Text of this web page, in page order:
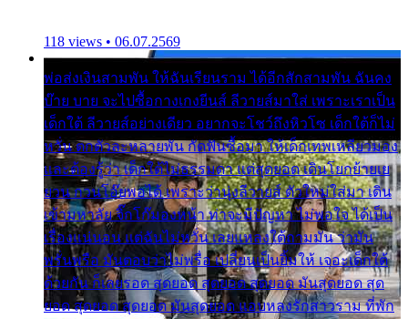
118 views • 06.07.2569
พ่อส่งเงินสามพัน ให้ฉันเรียนราม ได้อีกสักสามพัน ฉันคง
บ๊าย บาย จะไปซื้อกางเกงยีนส์ ลีวายส์มาใส่ เพราะเราเป็น
เด็กใต้ ลีวายส์อย่างเดียว อยากจะโชว์ถึงหิวโซ เด็กใต้ก็ไม่
หวั่น ตกตัวละหลายพัน กัดฟันซื้อมา ให้เด็กเทพเหลียวมอง
และต้องรู้ว่า เด็กใต้ไม่ธรรมดา แต่สุดยอด เดินโยกย้ายเย
ยวน กวนโอ๊ยพอได้ เพราะว่านุ่งลีวายส์ ตัวใหม่ใส่มา เดิน
เข้ามหาลัย จิ๊กโก๊มองหน้า ท่าจะมีปัญหา ไม่พอใจ ได้เป็น
เรื่องแน่นอน แต่ฉันไม่หวั่น เลยแหลงใต้ถามมัน ว่ามัน
พรั่นพรือ มันตอบว่าไม่พรื่อ เปลี่ยนเป็นยิ้มให้ เจอะเด็กใต้
ด้วยกัน ก็เลยรอด สุดยอด สุดยอด สุดยอด มันสุดยอด สุด
ยอด สุดยอด สุดยอด มันสุดยอด แอบหลงรักสาวราม ที่พัก